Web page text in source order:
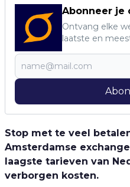
Abonneer je
Ontvang elke
laatste en
Stop met te veel
Amsterdamse
laagste tarieven van
verborgen kosten.